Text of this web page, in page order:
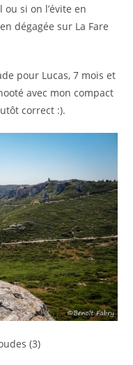
si on l’évite en
dégagée sur La Fare
pour Lucas, 7 mois et
avec mon compact
correct :).